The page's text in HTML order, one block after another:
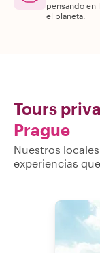
pensando en
el planeta.
Tours
Prague
Nuestros
experiencias